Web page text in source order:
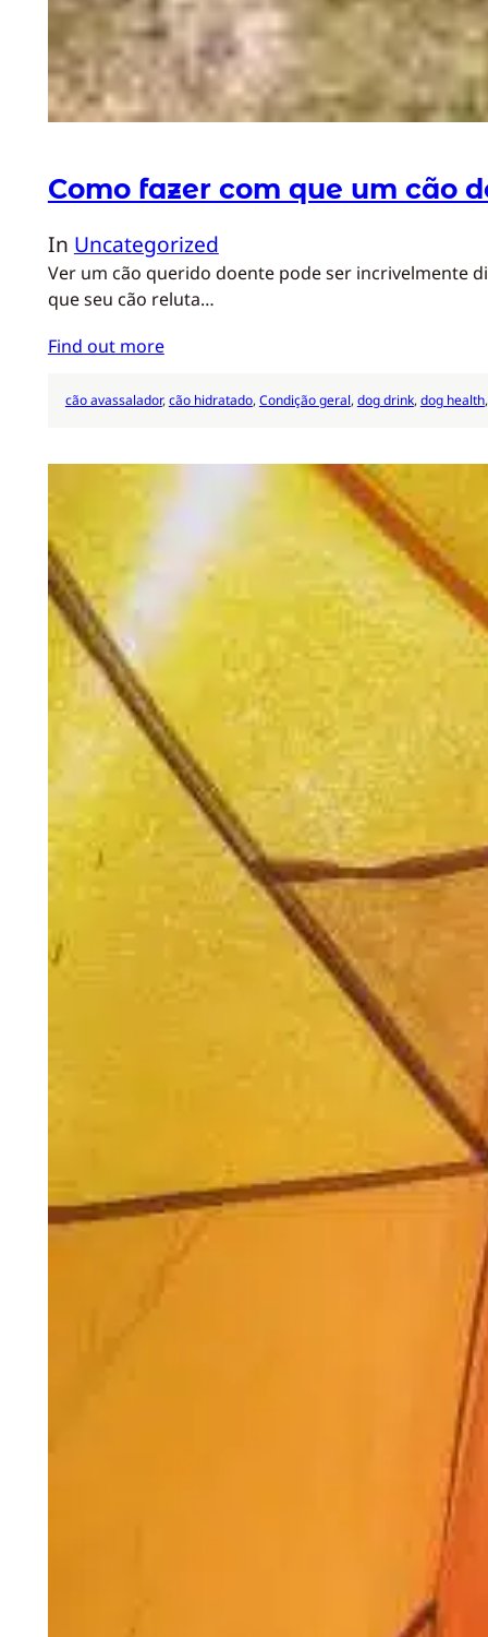
Como fazer com que um cão
In Uncategorized
Ver um cão querido doente pode ser incrivelmente
que seu cão reluta…
Find out more
cão avassalador, cão hidratado, Condição geral, dog drink, dog health